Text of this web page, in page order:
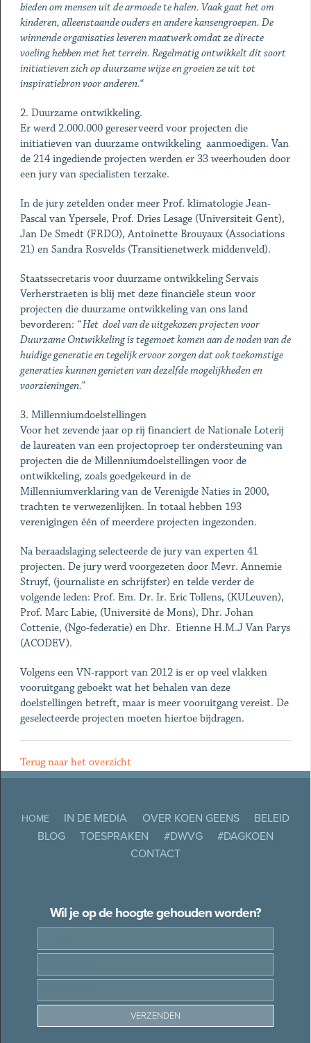
bieden om mensen uit de armoede te halen. Vaak gaat het om
kinderen, alleenstaande ouders en andere kansengroepen. De
winnende organisaties leveren maatwerk omdat ze directe
voeling hebben met het terrein. Regelmatig ontwikkelt dit soort
initiatieven zich op duurzame wijze en groeien ze uit tot
inspiratiebron voor anderen.“
2. Duurzame ontwikkeling.
Er werd 2.000.000 gereserveerd voor projecten die
initiatieven van duurzame ontwikkeling aanmoedigen. Van
de 214 ingediende projecten werden er 33 weerhouden door
een jury van specialisten terzake.
In de jury zetelden onder meer Prof. klimatologie Jean-
Pascal van Ypersele, Prof. Dries Lesage (Universiteit Gent),
Jan De Smedt (FRDO), Antoinette Brouyaux (Associations
21) en Sandra Rosvelds (Transitienetwerk middenveld).
Staatssecretaris voor duurzame ontwikkeling Servais
Verherstraeten is blij met deze financiële steun voor
projecten die duurzame ontwikkeling van ons land
bevorderen: “ Het doel van de uitgekozen projecten voor
Duurzame Ontwikkeling is tegemoet komen aan de noden van de
huidige generatie en tegelijk ervoor zorgen dat ook toekomstige
generaties kunnen genieten van dezelfde mogelijkheden en
voorzieningen.”
3. Millenniumdoelstellingen
Voor het zevende jaar op rij financiert de Nationale Loterij
de laureaten van een projectoproep ter ondersteuning van
projecten die de Millenniumdoelstellingen voor de
ontwikkeling, zoals goedgekeurd in de
Millenniumverklaring van de Verenigde Naties in 2000,
trachten te verwezenlijken. In totaal hebben 193
verenigingen één of meerdere projecten ingezonden.
Na beraadslaging selecteerde de jury van experten 41
projecten. De jury werd voorgezeten door Mevr. Annemie
Struyf, (journaliste en schrijfster) en telde verder de
volgende leden: Prof. Em. Dr. Ir. Eric Tollens, (KULeuven),
Prof. Marc Labie, (Université de Mons), Dhr. Johan
Cottenie, (Ngo-federatie) en Dhr. Etienne H.M.J Van Parys
(ACODEV).
Volgens een VN-rapport van 2012 is er op veel vlakken
vooruitgang geboekt wat het behalen van deze
doelstellingen betreft, maar is meer vooruitgang vereist. De
geselecteerde projecten moeten hiertoe bijdragen.
Terug naar het overzicht
HOME IN DE MEDIA OVER KOEN GEENS
BELEID
BLOG
TOESPRAKEN #DWVG
#DAGKOEN
CONTACT
Wil je op de hoogte gehouden worden?